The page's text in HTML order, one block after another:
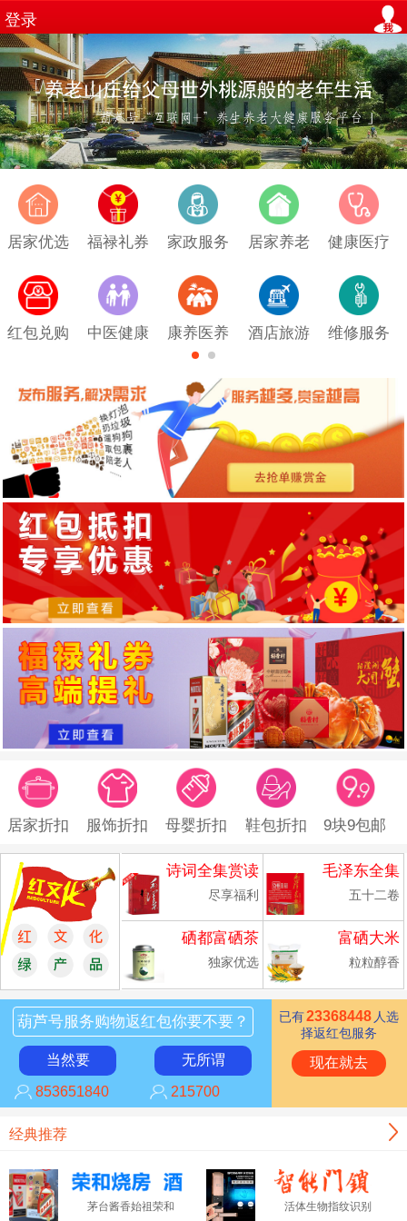
登录
居家优选 福禄礼券 家政服务 居家养老 健康医疗
红包兑购 中医健康 康养医养 酒店旅游 维修服务
居家折扣 服饰折扣 母婴折扣 鞋包折扣 9块9包邮
诗词全集赏读
尽享福利
毛泽东全集
五十二卷
硒都富硒茶
独家优选
富硒大米
粒粒醇香
葫芦号服务购物返红包你要不要？
当然要
853651840
无所谓
215700
已有23368448 人选
择返红包服务
现在就去
经典推荐
茅台酱香始祖荣和 活体生物指纹识别